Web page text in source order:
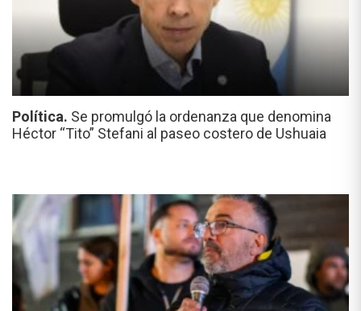
Política. Se promulgó la ordenanza que denomina
Héctor “Tito” Stefani al paseo costero de Ushuaia